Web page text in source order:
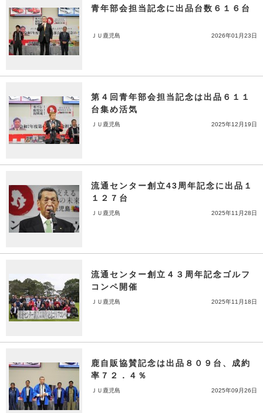
青年部会担当記念に出品台数６１６台
ＪＵ鹿児島 2026年01月23日
第４回青年部会担当記念は出品６１１
台集め活気
ＪＵ鹿児島 2025年12月19日
流通センター創立43周年記念に出品１
１２７台
ＪＵ鹿児島 2025年11月28日
流通センター創立４３周年記念ゴルフ
コンペ開催
ＪＵ鹿児島 2025年11月18日
鹿自販協賛記念は出品８０９台、成約
率７２．４％
ＪＵ鹿児島 2025年09月26日